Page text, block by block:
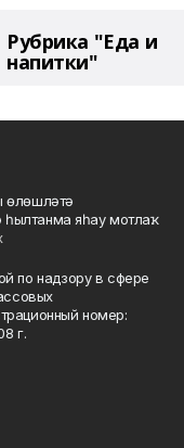
Рубрика "Еда и
напитки"
өлөшләтә
яһау мотлаҡ.
по надзору в сфере
номер:
г.